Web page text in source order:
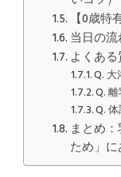
期
の
注
意
点
と
失
敗
し
な
い
宿
【0歳
当日の流
よくある
Q. 大
Q.
Q.
まとめ
ため」に